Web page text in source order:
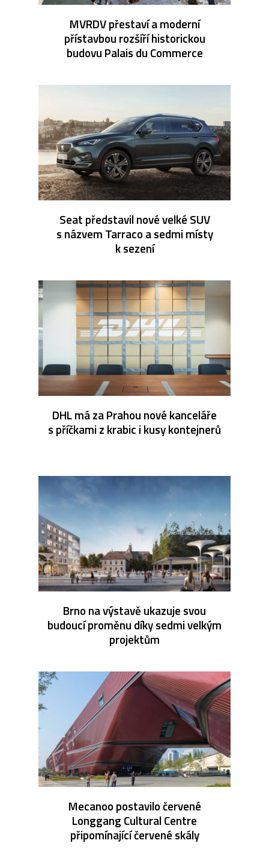
MVRDV přestaví a moderní
přístavbou rozšíří historickou
budovu Palais du Commerce
Seat představil nové velké SUV
s názvem Tarraco a sedmi místy
k sezení
DHL má za Prahou nové kanceláře
s příčkami z krabic i kusy kontejnerů
Brno na výstavě ukazuje svou
budoucí proměnu díky sedmi velkým
projektům
Mecanoo postavilo červené
Longgang Cultural Centre
připomínající červené skály